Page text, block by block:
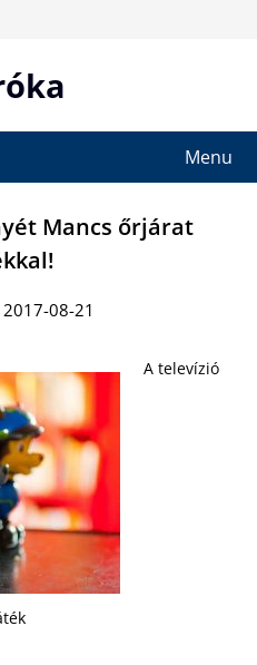
Menu
Mancs őrjárat
08-21
A televízió